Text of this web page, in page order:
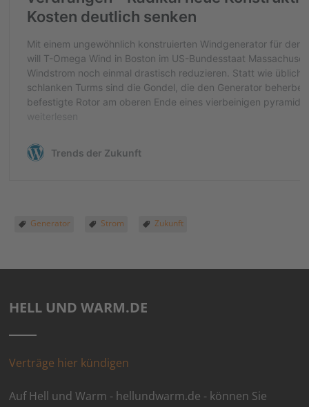
Generator Strom Zukunft
HELL UND WARM.DE
Verträge hier kündigen
Auf Hell und Warm - hellundwarm.de - können Sie